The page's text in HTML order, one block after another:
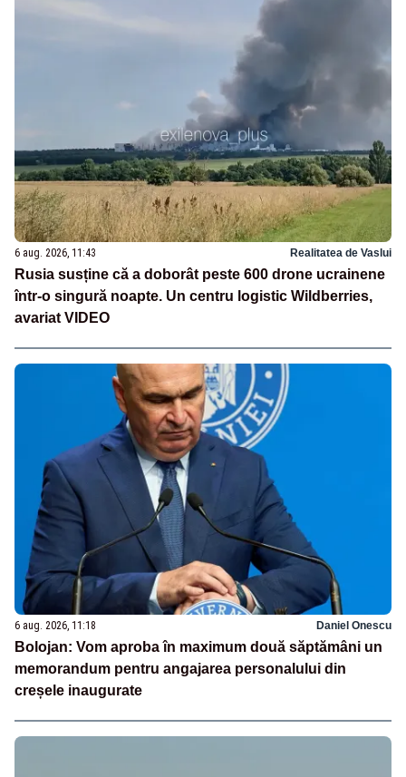
6 aug. 2026, 11:43 Realitatea de Vaslui
Rusia susține că a doborât peste 600 drone ucrainene
într-o singură noapte. Un centru logistic Wildberries,
avariat VIDEO
6 aug. 2026, 11:18 Daniel Onescu
Bolojan: Vom aproba în maximum două săptămâni un
memorandum pentru angajarea personalului din
creșele inaugurate